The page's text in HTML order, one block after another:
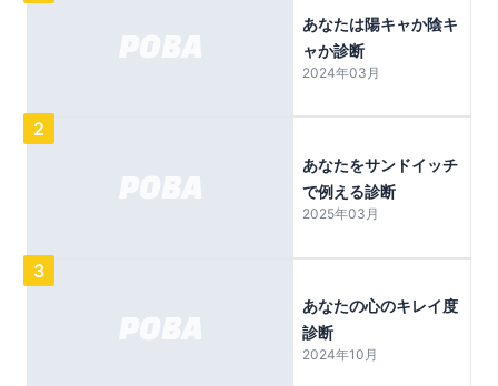
あなたは陽キャか陰キ
ャか診断
2024年03月
2
あなたをサンドイッチ
で例える診断
2025年03月
3
あなたの心のキレイ度
診断
2024年10月